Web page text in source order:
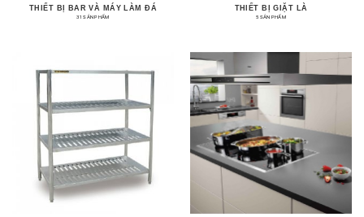
THIẾT BỊ BAR VÀ MÁY LÀM ĐÁ
31 SẢN PHẨM
THIẾT BỊ GIẶT LÀ
5 SẢN PHẨM